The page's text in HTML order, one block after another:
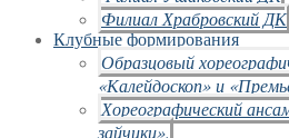
Филиал Храбровский ДК
Клубные формирования
Образцовый
«Калейдоскоп» и
Хореографический
зайчики».